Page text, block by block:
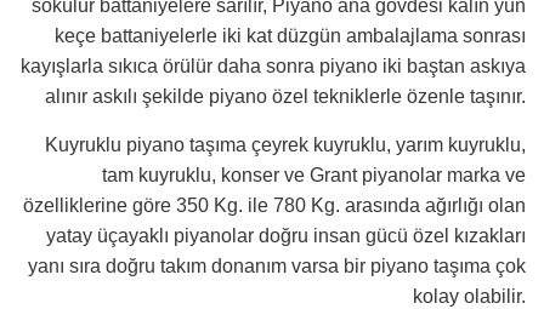
sökülür battaniyelere sarılır, Piyano ana gövdesi kalın yün
keçe battaniyelerle iki kat düzgün ambalajlama sonrası
kayışlarla sıkıca örülür daha sonra piyano iki baştan askıya
alınır askılı şekilde piyano özel tekniklerle özenle taşınır.
Kuyruklu piyano taşıma çeyrek kuyruklu, yarım kuyruklu,
tam kuyruklu, konser ve Grant piyanolar marka ve
özelliklerine göre 350 Kg. ile 780 Kg. arasında ağırlığı olan
yatay üçayaklı piyanolar doğru insan gücü özel kızakları
yanı sıra doğru takım donanım varsa bir piyano taşıma çok
kolay olabilir.